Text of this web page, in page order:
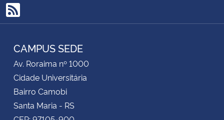
RSS
CAMPUS SEDE
Av. Roraima nº 1000
Cidade Universitária
Bairro Camobi
Santa Maria - RS